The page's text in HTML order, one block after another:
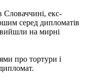
Словаччині, екс-
серед дипломатів
на мирні
про тортури і